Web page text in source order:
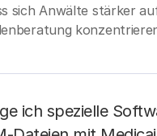
sich Anwälte stärker
ich spezielle